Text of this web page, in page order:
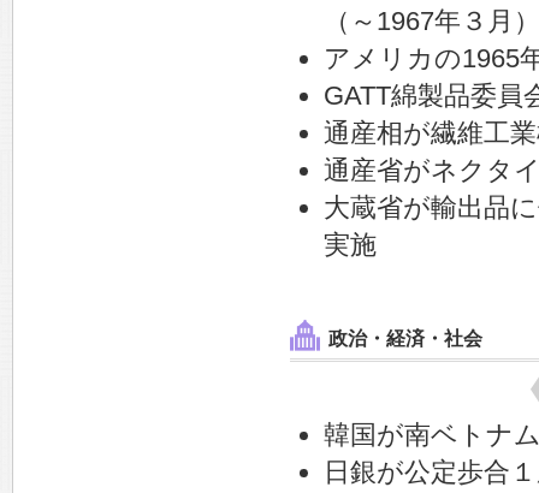
（～1967年３月
アメリカの1965
GATT綿製品委員
通産相が繊維工
通産省がネクタ
大蔵省が輸出品
実施
政治・経済・社会
韓国が南ベトナ
日銀が公定歩合